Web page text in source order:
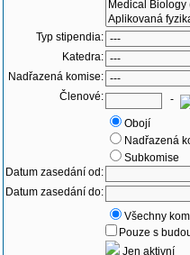
Typ stipendia:
Katedra:
Nadřazená komise:
Členové:
-
Obojí
Nadřazená
Subkomise
Datum zasedání od:
Datum zasedání do:
Všechny
Pouze s
Jen aktivní